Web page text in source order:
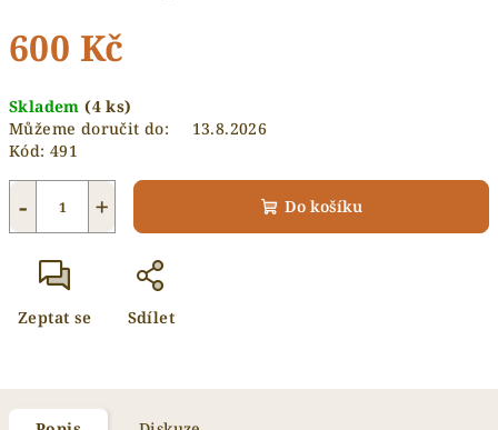
600 Kč
cena:
Skladem(4 ks)
Můžeme doručit do:
13.8.2026
Kód: 491
+
− Do košíku
Zeptat se Sdílet